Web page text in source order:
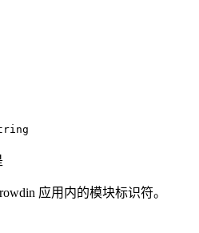
应用内的模块标识符。